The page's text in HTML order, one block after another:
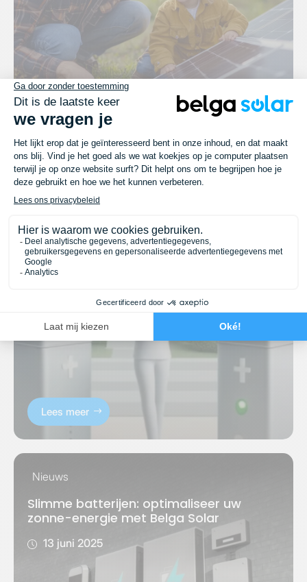
Lees meer
Nieuws
Een win-wininvestering met het oog op
de wijziging van het elektriciteitstarief in
2026
Lees meer
Nieuws
Slimme batterijen: optimaliseer uw
zonne-energie met Belga Solar
13 juni 2025